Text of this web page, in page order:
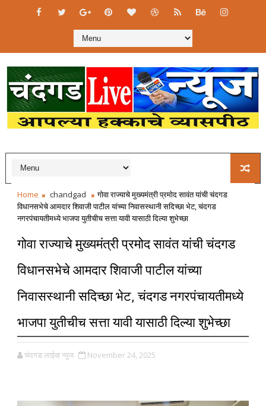
Home chandgad
गोवा राज्याचे मुख्यमंत्री प्रमोद सावंत यांची चंदगड
विधानसभेचे आमदार शिवाजी पाटील यांच्या निवासस्थानी सदिच्छा भेट, चंदगड
नगरपंचायतीमध्ये भाजपा युतीचीच सत्ता यावी यासाठी दिल्या शुभेच्छा
गोवा राज्याचे मुख्यमंत्री प्रमोद सावंत यांची चंदगड
विधानसभेचे आमदार शिवाजी पाटील यांच्या
निवासस्थानी सदिच्छा भेट, चंदगड नगरपंचायतीमध्ये
भाजपा युतीचीच सत्ता यावी यासाठी दिल्या शुभेच्छा
चंदगड लाईव्ह न्युज November 24, 2025